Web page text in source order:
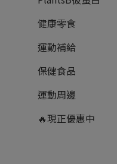
健康零食
運動補給
保健食品
運動周邊
🔥現正優惠中